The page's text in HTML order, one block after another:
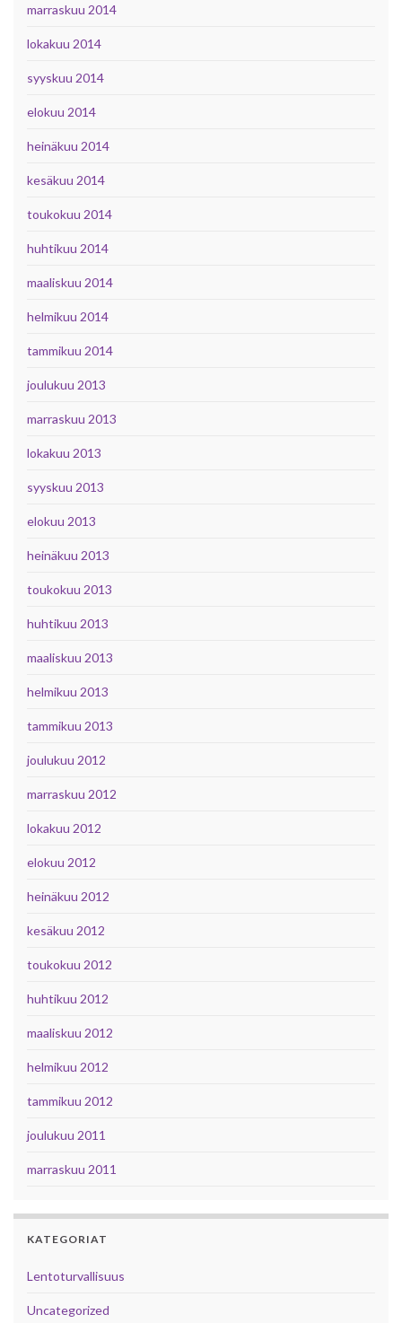
marraskuu 2014
lokakuu 2014
syyskuu 2014
elokuu 2014
heinäkuu 2014
kesäkuu 2014
toukokuu 2014
huhtikuu 2014
maaliskuu 2014
helmikuu 2014
tammikuu 2014
joulukuu 2013
marraskuu 2013
lokakuu 2013
syyskuu 2013
elokuu 2013
heinäkuu 2013
toukokuu 2013
huhtikuu 2013
maaliskuu 2013
helmikuu 2013
tammikuu 2013
joulukuu 2012
marraskuu 2012
lokakuu 2012
elokuu 2012
heinäkuu 2012
kesäkuu 2012
toukokuu 2012
huhtikuu 2012
maaliskuu 2012
helmikuu 2012
tammikuu 2012
joulukuu 2011
marraskuu 2011
KATEGORIAT
Lentoturvallisuus
Uncategorized